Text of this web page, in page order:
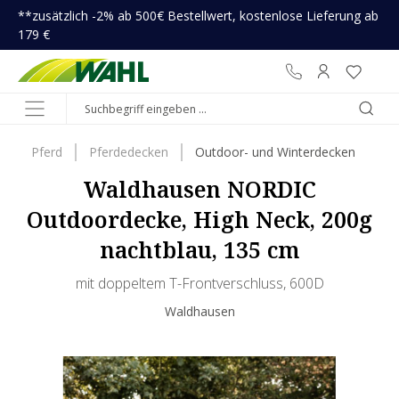
springen
**zusätzlich -2% ab 500€ Bestellwert, kostenlose Lieferung ab
179 €
Pferd Pferdedecken Outdoor- und Winterdecken
Waldhausen NORDIC
Outdoordecke, High Neck, 200g
nachtblau, 135 cm
mit doppeltem T-Frontverschluss, 600D
Waldhausen